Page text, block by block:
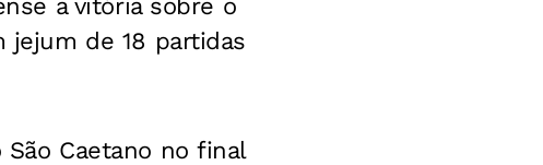
a vitória sobre o
jejum de 18 partidas
Caetano no final